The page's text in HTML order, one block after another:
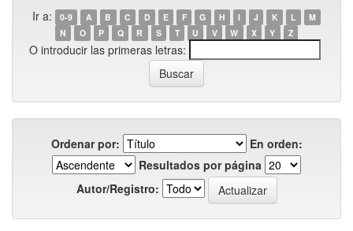
Ir a: 0-9 A B C D E F G H I J K L
M
N
O P Q R S T U V W X Y Z
O introducir las primeras letras:
Ordenar por:
En orden:
Resultados por página
Autor/Registro: